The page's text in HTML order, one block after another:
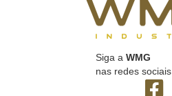
Siga a WMG
nas redes sociais